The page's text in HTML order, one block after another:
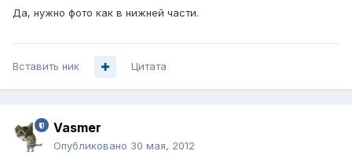
Да, нужно фото как в нижней части.
Вставить ник Цитата
Vasmer
Опубликовано 30 мая, 2012